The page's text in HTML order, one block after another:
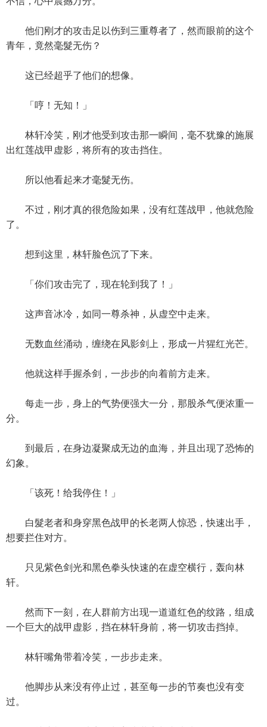
他们刚才的攻击足以伤到三重尊者了，然而眼前的这个
青年，竟然毫髮无伤？
这已经超乎了他们的想像。
「哼！无知！」
林轩冷笑，刚才他受到攻击那一瞬间，毫不犹豫的施展
出红莲战甲虚影，将所有的攻击挡住。
所以他看起来才毫髮无伤。
不过，刚才真的很危险如果，没有红莲战甲，他就危险
了。
想到这里，林轩脸色沉了下来。
「你们攻击完了，现在轮到我了！」
这声音冰冷，如同一尊杀神，从虚空中走来。
无数血丝涌动，缠绕在风影剑上，形成一片猩红光芒。
他就这样手握杀剑，一步步的向着前方走来。
每走一步，身上的气势便强大一分，那股杀气便浓重一
分。
到最后，在身边凝聚成无边的血海，并且出现了恐怖的
幻象。
「该死！给我停住！」
白髮老者和身穿黑色战甲的长老两人惊恐，快速出手，
想要拦住对方。
只见紫色剑光和黑色拳头快速的在虚空横行，轰向林
轩。
然而下一刻，在人群前方出现一道道红色的纹路，组成
一个巨大的战甲虚影，挡在林轩身前，将一切攻击挡掉。
林轩嘴角带着冷笑，一步步走来。
他脚步从来没有停止过，甚至每一步的节奏也没有变
过。